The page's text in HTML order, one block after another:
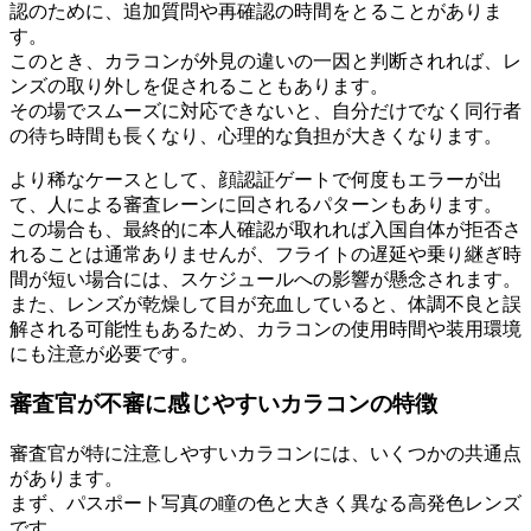
認のために、追加質問や再確認の時間をとることがありま
す。
このとき、カラコンが外見の違いの一因と判断されれば、レ
ンズの取り外しを促されることもあります。
その場でスムーズに対応できないと、自分だけでなく同行者
の待ち時間も長くなり、心理的な負担が大きくなります。
より稀なケースとして、顔認証ゲートで何度もエラーが出
て、人による審査レーンに回されるパターンもあります。
この場合も、最終的に本人確認が取れれば入国自体が拒否さ
れることは通常ありませんが、フライトの遅延や乗り継ぎ時
間が短い場合には、スケジュールへの影響が懸念されます。
また、レンズが乾燥して目が充血していると、体調不良と誤
解される可能性もあるため、カラコンの使用時間や装用環境
にも注意が必要です。
審査官が不審に感じやすいカラコンの特徴
審査官が特に注意しやすいカラコンには、いくつかの共通点
があります。
まず、パスポート写真の瞳の色と大きく異なる高発色レンズ